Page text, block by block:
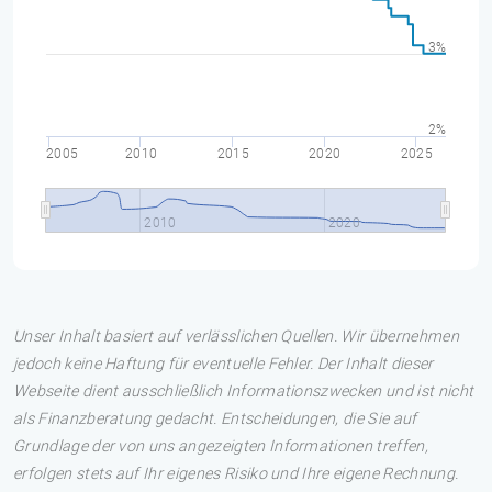
2005 2010 2015 2020 2025
2010 2020
2%
3%
Unser Inhalt basiert auf verlässlichen Quellen. Wir übernehmen
jedoch keine Haftung für eventuelle Fehler. Der Inhalt dieser
Webseite dient ausschließlich Informationszwecken und ist nicht
als Finanzberatung gedacht. Entscheidungen, die Sie auf
Grundlage der von uns angezeigten Informationen treffen,
erfolgen stets auf Ihr eigenes Risiko und Ihre eigene Rechnung.